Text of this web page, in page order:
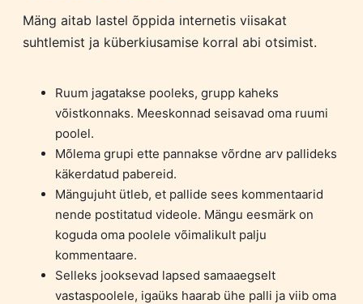
Mäng aitab lastel õppida internetis viisakat
suhtlemist ja küberkiusamise korral abi otsimist.
Ruum jagatakse pooleks, grupp kaheks
võistkonnaks. Meeskonnad seisavad oma ruumi
poolel.
Mõlema grupi ette pannakse võrdne arv pallideks
käkerdatud pabereid.
Mängujuht ütleb, et pallide sees kommentaarid
nende postitatud videole. Mängu eesmärk on
koguda oma poolele võimalikult palju
kommentaare.
Selleks jooksevad lapsed samaaegselt
vastaspoolele, igaüks haarab ühe palli ja viib oma